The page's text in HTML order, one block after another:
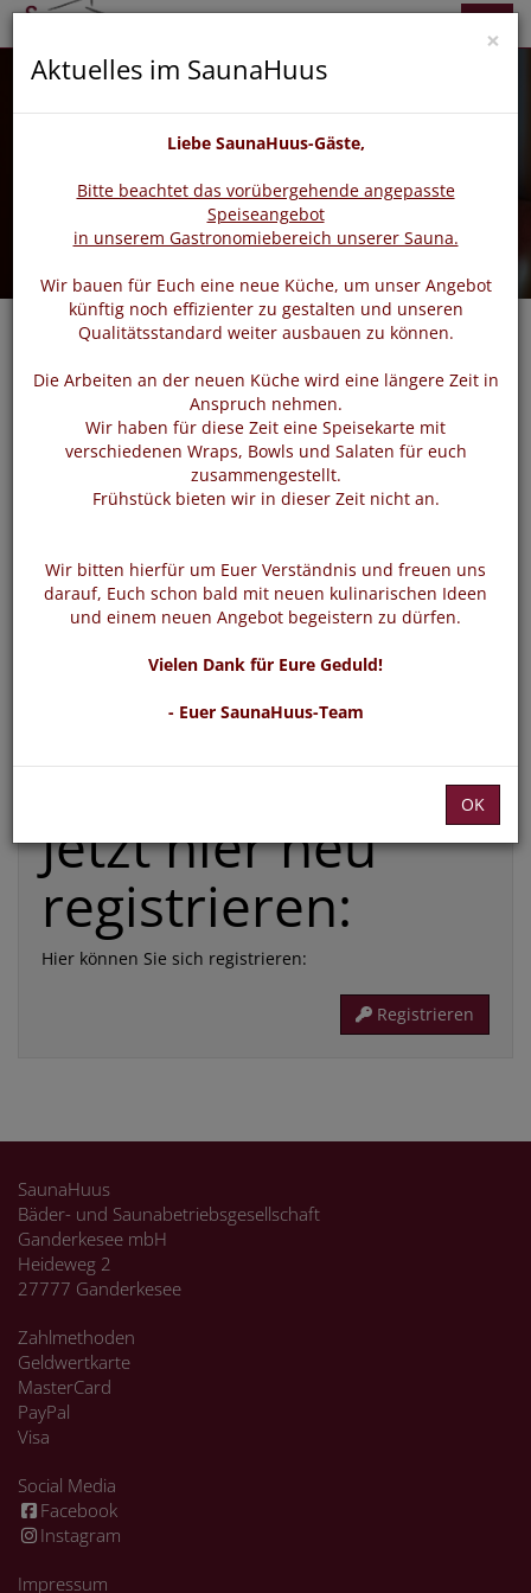
zurück
Login
Bitte loggen Sie sich mit dem untenstehenden Formular
Die mit * gekennzeichneten Felder sind Pflichtfelder
Passwort vergessen Login
Jetzt hier neu
registrieren:
Hier können Sie sich registrieren:
Registrieren
SaunaHuus
Bäder- und Saunabetriebsgesellschaft
Ganderkesee mbH
Heideweg 2
27777 Ganderkesee
Zahlmethoden
Geldwertkarte
MasterCard
PayPal
Visa
Social Media
Facebook
Instagram
Impressum
×
Aktuelles im SaunaHuus
Liebe SaunaHuus-Gäste,
Bitte beachtet das vorübergehende angepasste
Speiseangebot
in unserem Gastronomiebereich unserer Sauna.
Wir bauen für Euch eine neue Küche, um unser Angebot
künftig noch effizienter zu gestalten und unseren
Qualitätsstandard weiter ausbauen zu können.
Die Arbeiten an der neuen Küche wird eine längere Zeit in
Anspruch nehmen.
Wir haben für diese Zeit eine Speisekarte mit
verschiedenen Wraps, Bowls und Salaten für euch
zusammengestellt.
Frühstück bieten wir in dieser Zeit nicht an.
Wir bitten hierfür um Euer Verständnis und freuen uns
darauf, Euch schon bald mit neuen kulinarischen Ideen
und einem neuen Angebot begeistern zu dürfen.
Vielen Dank für Eure Geduld!
- Euer SaunaHuus-Team
OK